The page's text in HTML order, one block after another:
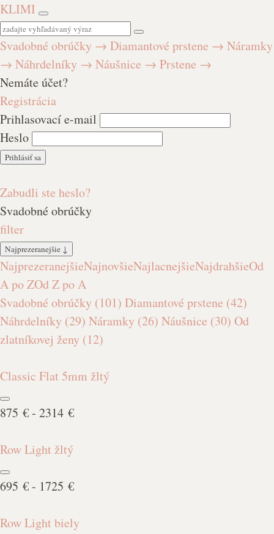
KLIMI
Svadobné obrúčky → Diamantové prstene → Náramky
→ Náhrdelníky → Náušnice → Prstene →
Nemáte účet?
Registrácia
Prihlasovací e-mail
Heslo
Zabudli ste heslo?
Svadobné obrúčky
filter
Najprezeranejšie ↓
NajprezeranejšieNajnovšieNajlacnejšieNajdrahšieOd
A po ZOd Z po A
Svadobné obrúčky (101) Diamantové prstene (42)
Náhrdelníky (29) Náramky (26) Náušnice (30) Od
zlatníkovej ženy (12)
Classic Flat 5mm žltý
875 € - 2314 €
Row Light žltý
695 € - 1725 €
Row Light biely